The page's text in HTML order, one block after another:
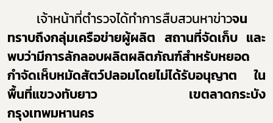
เจ้าหน้าที่ตำรวจได้ทำการสืบสวนหาข่าวจน
ทราบถึงกลุ่มเครือข่ายผู้ผลิต สถานที่จัดเก็บ และ
พบว่ามีการลักลอบผลิตผลิตภัณฑ์สำหรับหยอด
กำจัดเห็บหมัดสัตว์ปลอมโดยไม่ได้รับอนุญาต ใน
พื้นที่แขวงทับยาว เขตลาดกระบัง
กรุงเทพมหานคร